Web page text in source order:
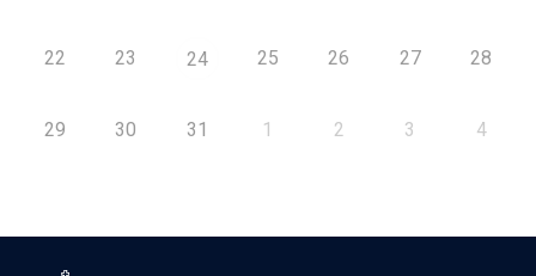
22 23 24 25 26 27 28
29 30 31 1 2 3 4